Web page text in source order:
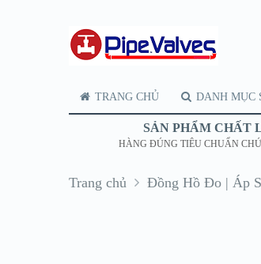
TRANG CHỦ DANH MỤC
SẢN PHẨM CHẤT
HÀNG ĐÚNG TIÊU CHUẨN
Trang chủ Đồng Hồ Đo | Áp